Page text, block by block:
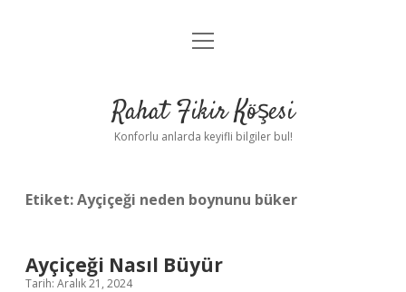
Anasayfa
Yasal Uyarı
menüyü
Rahat Fikir Köşesi
Konforlu anlarda keyifli bilgiler bul!
Etiket:Ayçiçeği neden boynunu büker
Ayçiçeği Nasıl Büyür
Tarih: Aralık 21, 2024